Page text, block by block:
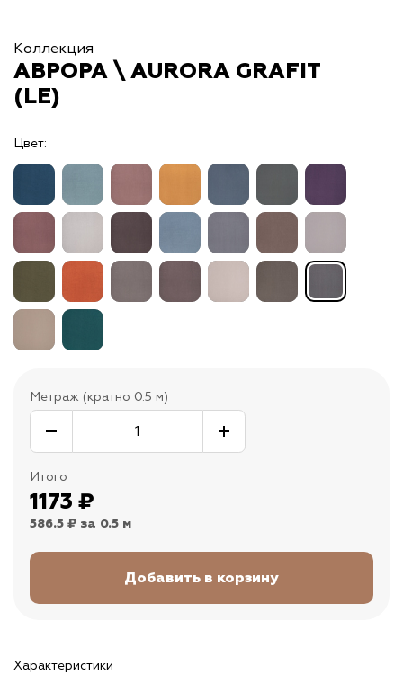
Коллекция
АВРОРА \ AURORA GRAFIT
(LE)
Цвет:
Метраж (кратно 0.5 м)
Итого
1173 ₽
586.5 ₽ за 0.5 м
Характеристики